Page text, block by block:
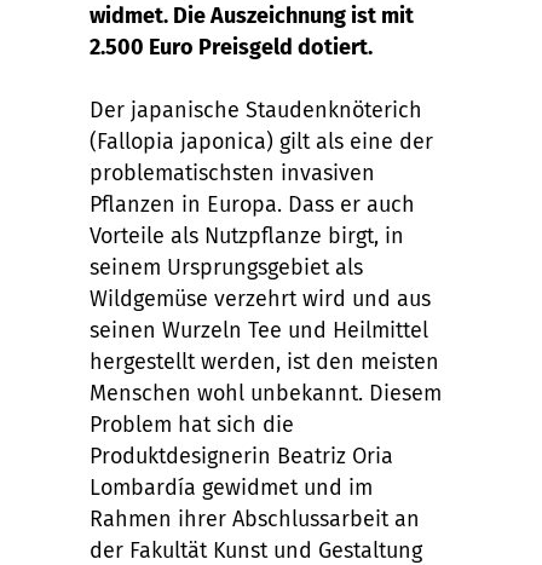
widmet. Die Auszeichnung ist mit
2.500 Euro Preisgeld dotiert.
Der japanische Staudenknöterich
(Fallopia japonica) gilt als eine der
problematischsten invasiven
Pflanzen in Europa. Dass er auch
Vorteile als Nutzpflanze birgt, in
seinem Ursprungsgebiet als
Wildgemüse verzehrt wird und aus
seinen Wurzeln Tee und Heilmittel
hergestellt werden, ist den meisten
Menschen wohl unbekannt. Diesem
Problem hat sich die
Produktdesignerin Beatriz Oria
Lombardía gewidmet und im
Rahmen ihrer Abschlussarbeit an
der Fakultät Kunst und Gestaltung